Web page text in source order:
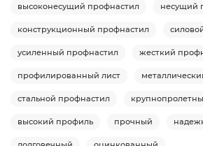
высоконесущий профнастил несущий
конструкционный профнастил
усиленный профнастил жесткий
профилированный лист
стальной профнастил
высокий профиль прочный